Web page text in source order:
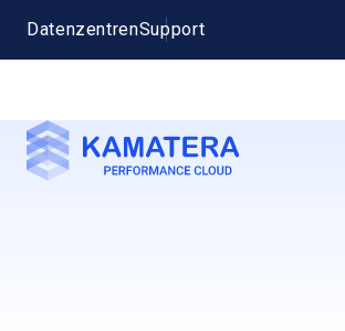
DatenzentrenSupport